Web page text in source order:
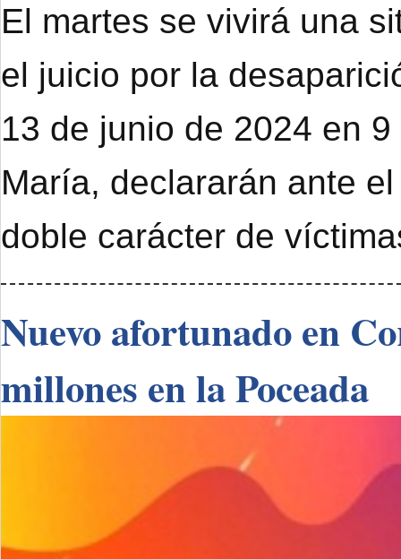
El martes se vivirá una
el juicio por la
13 de junio de 2024 en
María, declararán ante
doble carácter de
Nuevo afortunado en
millones en la Poceada